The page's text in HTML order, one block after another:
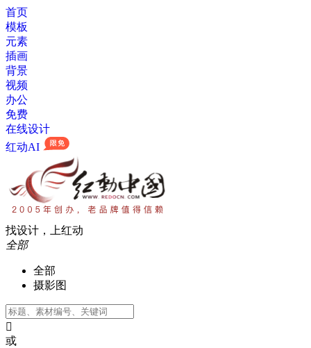
首页
模板
元素
插画
背景
视频
办公
免费
在线设计
红动AI
找设计，上红动
全部
全部
摄影图

或